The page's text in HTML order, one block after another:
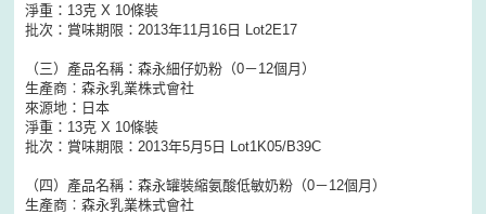
淨重：13克 X 10條裝
批次：賞味期限：2013年11月16日 Lot2E17
（三）產品名稱：森永細仔奶粉（0－12個月）
生產商︰森永乳業株式會社
來源地：日本
淨重：13克 X 10條裝
批次：賞味期限：2013年5月5日 Lot1K05/B39C
（四）產品名稱：森永罐裝縮氨酸低敏奶粉（0－12個月）
生產商︰森永乳業株式會社